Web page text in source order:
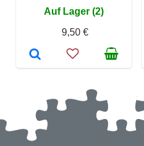
Auf Lager (2)
9,50 €